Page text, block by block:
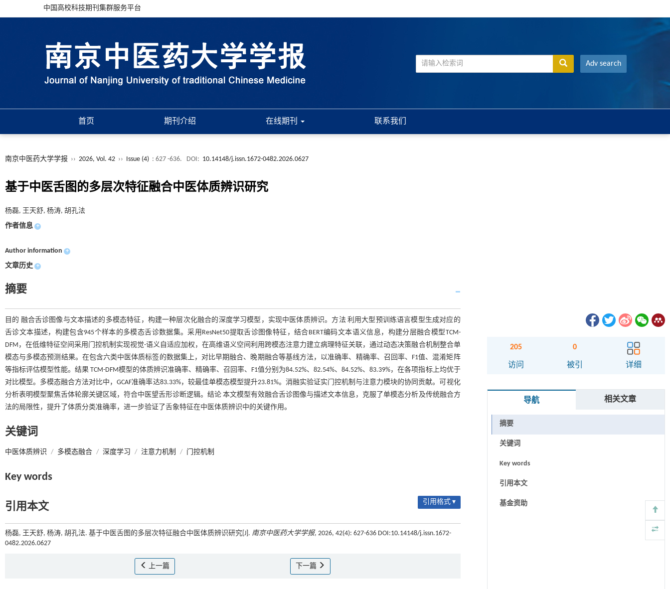
中国高校科技期刊集群服务平台
Adv search
首页 期刊介绍 在线期刊 联系我们
南京中医药大学学报 ›› 2026, Vol. 42 ›› Issue (4) : 627 -636. DOI: 10.14148/j.issn.1672-0482.2026.0627
基于中医舌图的多层次特征融合中医体质辨识研究
杨磊, 王天舒, 杨涛, 胡孔法
作者信息 +
Author information +
文章历史 +
摘要
目的 融合舌诊图像与文本描述的多模态特征，构建一种层次化融合的深度学习模型，实现中医体质辨识。方法 利用大型预训练语言模型生成对应的
舌诊文本描述，构建包含945个样本的多模态舌诊数据集。采用ResNet50提取舌诊图像特征，结合BERT编码文本语义信息，构建分层融合模型TCM-
DFM，在低维特征空间采用门控机制实现视觉-语义自适应加权，在高维语义空间利用跨模态注意力建立病理特征关联，通过动态决策融合机制整合单
模态与多模态预测结果。在包含六类中医体质标签的数据集上，对比早期融合、晚期融合等基线方法，以准确率、精确率、召回率、F1值、混淆矩阵
等指标评估模型性能。结果 TCM-DFM模型的体质辨识准确率、精确率、召回率、F1值分别为84.52%、82.54%、84.52%、83.39%，在各项指标上均优于
对比模型。多模态融合方法对比中，GCAF准确率达83.33%，较最佳单模态模型提升23.81%。消融实验证实门控机制与注意力模块的协同贡献。可视化
分析表明模型聚焦舌体轮廓关键区域，符合中医望舌形诊断逻辑。结论 本文模型有效融合舌诊图像与描述文本信息，克服了单模态分析及传统融合方
法的局限性，提升了体质分类准确率，进一步验证了舌象特征在中医体质辨识中的关键作用。
关键词
中医体质辨识 / 多模态融合 / 深度学习 / 注意力机制 / 门控机制
Key words
引用本文 引用格式 ▾
杨磊, 王天舒, 杨涛, 胡孔法. 基于中医舌图的多层次特征融合中医体质辨识研究[J]. 南京中医药大学学报, 2026, 42(4): 627-636 DOI:10.14148/j.issn.1672-
0482.2026.0627
上一篇 下一篇
205
访问
0
被引 详细
导航 相关文章
摘要
关键词
Key words
引用本文
基金资助